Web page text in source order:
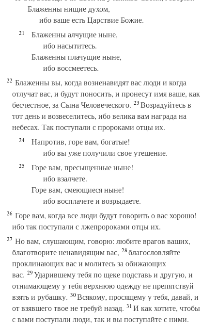
Блаженны нищие духом,
ибо ваше есть Царствие Божие.
21
Блаженны алчущие ныне,
ибо насытитесь.
Блаженны плачущие ныне,
ибо воссмеетесь.
22 Блаженны вы, когда возненавидят вас люди и когда
отлучат вас, и будут поносить, и пронесут имя ваше, как
бесчестное, за Сына Человеческого. 23Возрадуйтесь в
тот день и возвеселитесь, ибо велика вам награда на
небесах. Так поступали с пророками отцы их.
24
Напротив, горе вам, богатые!
ибо вы уже получили свое утешение.
25
Горе вам, пресыщенные ныне!
ибо взалчете.
Горе вам, смеющиеся ныне!
ибо восплачете и возрыдаете.
26 Горе вам, когда все люди будут говорить о вас хорошо!
ибо так поступали с лжепророками отцы их.
27 Но вам, слушающим, говорю: любите врагов ваших,
благотворите ненавидящим вас, 28благословляйте
проклинающих вас и молитесь за обижающих
вас. 29Ударившему тебя по щеке подставь и другую, и
отнимающему у тебя верхнюю одежду не препятствуй
взять и рубашку. 30Всякому, просящему у тебя, давай, и
от взявшего твое не требуй назад. 31И как хотите, чтобы
с вами поступали люди, так и вы поступайте с ними.